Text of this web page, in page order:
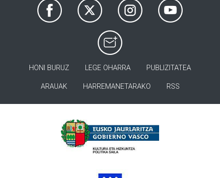
HONI BURUZ LEGE OHARRA PUBLIZITATEA
ARAUAK HARREMANETARAKO RSS